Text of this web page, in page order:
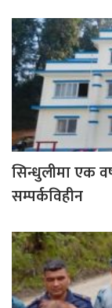
सिन्धुलीमा एक
सम्पर्कविहीन